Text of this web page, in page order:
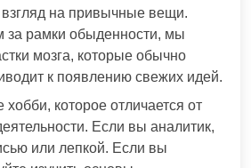
на привычные вещи.
за рамки обыденности, мы
мозга, которые обычно
к появлению свежих идей.
которое отличается от
Если вы аналитик,
или лепкой. Если вы